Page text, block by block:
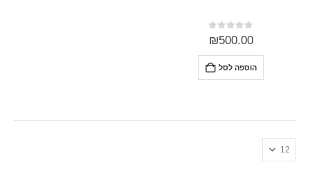
0מתוך 5 ₪500.00
הוספה לסל